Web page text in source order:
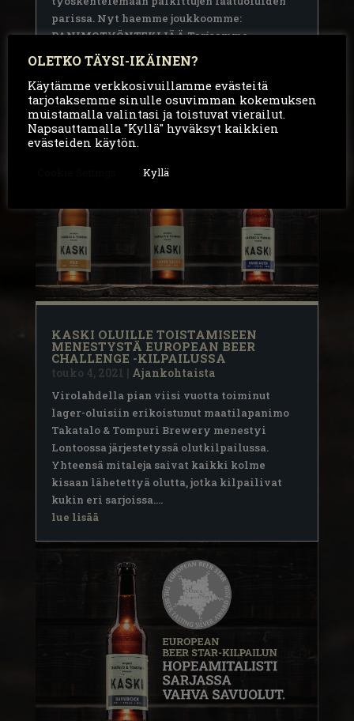
parissa. Nyt haemme joukkoomme:
PANIMOTYÖNTEKIJÄÄ Tarjoamme
monipuolisen työnkuvan, joka pitää
sisällään...
lue lisää
KASKI OLUILLE TOISTAMISEEN
MENESTYSTÄ EUROPEAN BEER
CHALLENGE -KILPAILUSSA
touko 4, 2021 | Ajankohtaista
Virolahdella pian viisi vuotta toiminut
lager-oluisiin erikoistunut maatilapanimo
Takatalo & Tompuri Brewery menestyi
Lontoossa järjestetyssä olutkilpailussa.
Yhteensä mitaleja saivat kaikki kolme
kisaan lähetettyä olutta, jotka kilpailivat
kukin eri sarjoissa....
lue lisää
OLETKO TÄYSI-IKÄINEN?
Käytämme verkkosivuillamme evästeitä
tarjotaksemme sinulle osuvimman kokemuksen
muistamalla valintasi ja toistuvat vierailut.
Napsauttamalla "Kyllä" hyväksyt kaikkien
evästeiden käytön.
Kyllä